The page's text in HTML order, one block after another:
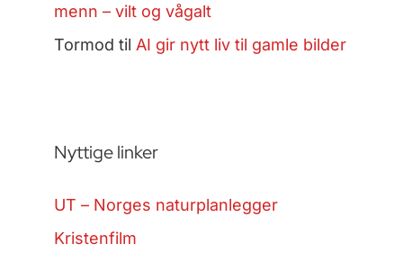
menn – vilt og vågalt
Tormod til AI gir nytt liv til gamle bilder
Nyttige linker
UT – Norges naturplanlegger
Kristenfilm